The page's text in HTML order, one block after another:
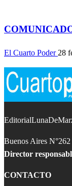
El Cuarto Poder 28
Buenos Aires
Director
CONTACTO